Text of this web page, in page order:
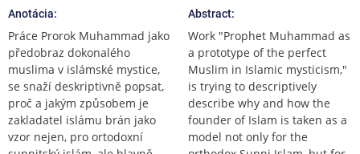
Anotácia:
Práce Prorok Muhammad jako
předobraz dokonalého
muslima v islámské mystice,
se snaží deskriptivně popsat,
proč a jakým způsobem je
zakladatel islámu brán jako
vzor nejen, pro ortodoxní
Abstract:
Work "Prophet Muhammad as
a prototype of the perfect
Muslim in Islamic mysticism,"
is trying to descriptively
describe why and how the
founder of Islam is taken as a
model not only for the